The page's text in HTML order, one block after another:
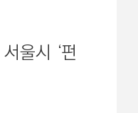
울시 ‘펀